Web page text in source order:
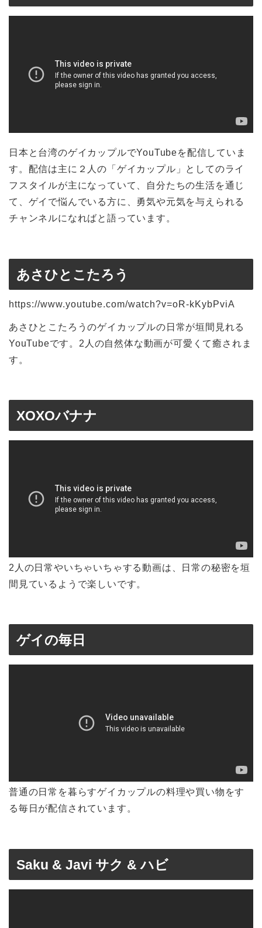
日本と台湾のゲイカップルでYouTubeを配信していま
す。配信は主に２人の「ゲイカップル」としてのライ
フスタイルが主になっていて、自分たちの生活を通じ
て、ゲイで悩んでいる方に、勇気や元気を与えられる
チャンネルになればと語っています。
あさひとこたろう
https://www.youtube.com/watch?v=oR-kKybPviA
あさひとこたろうのゲイカップルの日常が垣間見れる
YouTubeです。2人の自然体な動画が可愛くて癒されま
す。
XOXOバナナ
2人の日常やいちゃいちゃする動画は、日常の秘密を垣
間見ているようで楽しいです。
ゲイの毎日
普通の日常を暮らすゲイカップルの料理や買い物をす
る毎日が配信されています。
Saku & Javi サク & ハビ